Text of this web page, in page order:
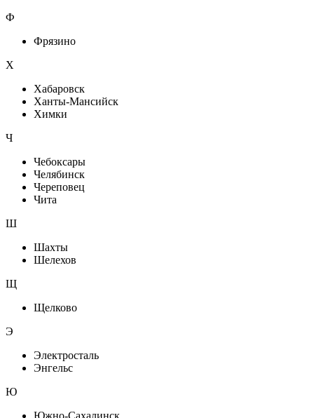
Ф
Фрязино
Х
Хабаровск
Ханты-Мансийск
Химки
Ч
Чебоксары
Челябинск
Череповец
Чита
Ш
Шахты
Шелехов
Щ
Щелково
Э
Электросталь
Энгельс
Ю
Южно-Сахалинск